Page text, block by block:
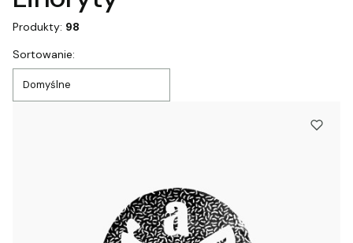
Produkty: 98
Lista produktów
Sortowanie:
Domyślne